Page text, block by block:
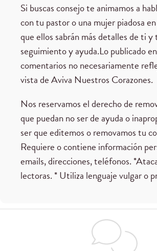
Si buscas consejo te animamos a
con tu pastor o una mujer piadosa
que ellos sabrán más detalles de ti y
seguimiento y ayuda.Lo publicado
comentarios no necesariamente
vista de Aviva Nuestros Corazones.
Nos reservamos el derecho de
que puedan no ser de ayuda o
ser que editemos o removamos tu
Requiere o contiene información
emails, direcciones, teléfonos.
lectoras. * Utiliza lenguaje vulgar o